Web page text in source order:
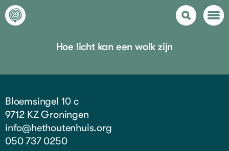
Hoe licht kan een wolk zijn
Bloemsingel 10 c
9712 KZ Groningen
info@hethoutenhuis.org
050 737 0250